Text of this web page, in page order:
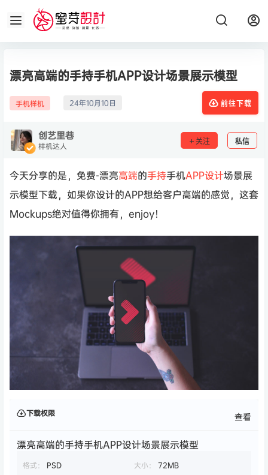
漂亮高端的手持手机APP设计场景展示模型
手机样机 24年10月10日 前往下载
创艺里巷
样机达人 关注 私信
今天分享的是，免费-漂亮高端的手持手机APP设计场景展
示模型下载，如果你设计的APP想给客户高端的感觉，这套
Mockups绝对值得你拥有，enjoy！
下载权限 查看
漂亮高端的手持手机APP设计场景展示模型
格式： PSD 大小： 72MB